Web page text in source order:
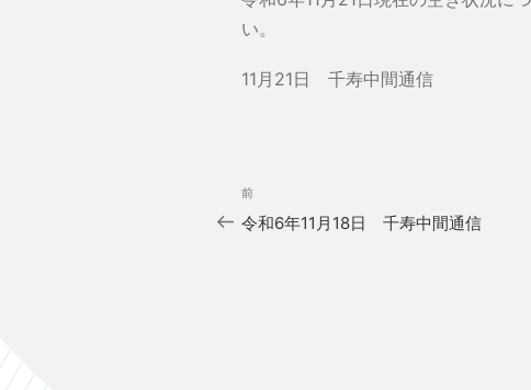
い。
11月21日 千寿中間通信
稿
ナ
過
去
の
前
令和6年11月18日 千寿中間通信